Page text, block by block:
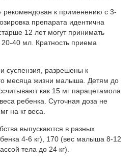
к применению с 3-
препарата идентична
12 лет могут принимать
20-40 мл. Кратность приема
суспензия, разрешены к
месяца жизни малыша. Детям до
как 15 мг парацетамола
ребенка. Суточная доза не
на кг веса.
выпускаются в разных
4-6 кг), 170 (вес малыша 8-12
тела до 24 кг).